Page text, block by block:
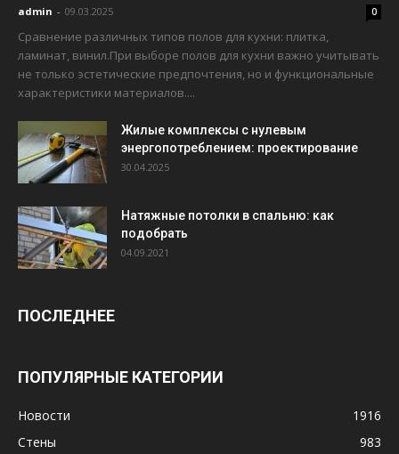
admin - 09.03.2025 0
Сравнение различных типов полов для кухни: плитка,
ламинат, винил.При выборе полов для кухни важно учитывать
не только эстетические предпочтения, но и функциональные
характеристики материалов....
Жилые комплексы с нулевым
энергопотреблением: проектирование
30.04.2025
Натяжные потолки в спальню: как
подобрать
04.09.2021
ПОСЛЕДНЕЕ
ПОПУЛЯРНЫЕ КАТЕГОРИИ
Новости
1916
Стены
983